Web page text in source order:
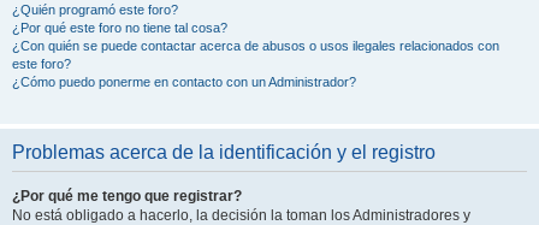
¿Quién programó este foro?
¿Por qué este foro no tiene tal cosa?
¿Con quién se puede contactar acerca de abusos o usos ilegales relacionados con
este foro?
¿Cómo puedo ponerme en contacto con un Administrador?
Problemas acerca de la identificación y el registro
¿Por qué me tengo que registrar?
No está obligado a hacerlo, la decisión la toman los Administradores y